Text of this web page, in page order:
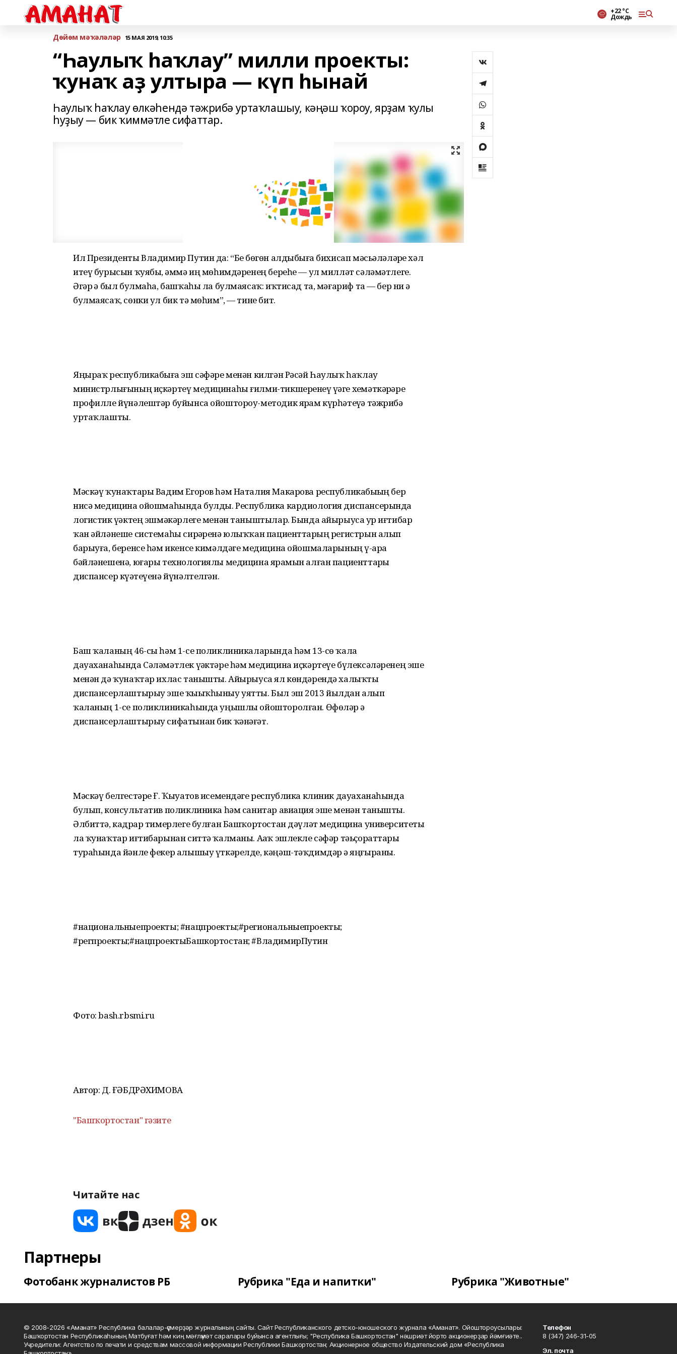
+22 °С
Дождь
Дөйөм мәҡәләләр 15 МАЯ 2019, 10:35
“Һаулыҡ һаҡлау” милли проекты:
ҡунаҡ аҙ ултыра — күп һынай
Һаулыҡ һаҡлау өлкәһендә тәжрибә уртаҡлашыу, кәңәш ҡороу, ярҙам ҡулы
һуҙыу — бик ҡиммәтле сифаттар.
Ил Президенты Владимир Путин да: “Беҙ бөгөн алдыбыҙға бихисап мәсьәләләрҙе хәл
итеү бурысын ҡуябыҙ, әммә иң мөһимдәренең береһе — ул милләт сәләмәтлеге.
Әгәр ҙә был булмаһа, башҡаһы ла булмаясаҡ: иҡтисад та, мәғариф та — бер ни ҙә
булмаясаҡ, сөнки ул бик тә мөһим”, — тине бит.
Яңыраҡ республикабыҙға эш сәфәре менән килгән Рәсәй Һаулыҡ һаҡлау
министрлығының иҫкәртеү медицинаһы ғилми-тикшеренеү үҙәге хеҙмәткәрҙәре
профилле йүнәлештәр буйынса ойоштороу-методик ярҙам күрһәтеүҙә тәжрибә
уртаҡлашты.
Мәскәү ҡунаҡтары Вадим Егоров һәм Наталия Макарова республикабыҙҙың бер
нисә медицина ойошмаһында булды. Республика кардиология диспансерында
логистик үҙәктең эшмәкәрлеге менән таныштылар. Бында айырыуса ҙур иғтибар
ҡан әйләнеше системаһы сирҙәренә юлыҡҡан пациенттарҙың регистрын алып
барыуға, беренсе һәм икенсе кимәлдәге медицина ойошмаларының үҙ-ара
бәйләнешенә, юғары технологиялы медицина ярҙамын алған пациенттарҙы
диспансер күҙәтеүенә йүнәлтелгән.
Баш ҡаланың 46-сы һәм 1-се поликлиникаларында һәм 13-сө ҡала
дауаханаһында Сәләмәтлек үҙәктәре һәм медицина иҫкәртеүе бүлексәләренең эше
менән дә ҡунаҡтар ихлас танышты. Айырыуса ял көндәрендә халыҡты
диспансерлаштырыу эше ҡыҙыҡһыныу уятты. Был эш 2013 йылдан алып
ҡаланың 1-се поликлиникаһында уңышлы ойошторолған. Өфөләр ҙә
диспансерлаштырыу сифатынан бик ҡәнәғәт.
Мәскәү белгестәре Ғ. Ҡыуатов исемендәге республика клиник дауаханаһында
булып, консультатив поликлиника һәм санитар авиация эше менән танышты.
Әлбиттә, кадрҙар тимерлеге булған Башҡортостан дәүләт медицина университеты
ла ҡунаҡтар иғтибарынан ситтә ҡалманы. Аҙаҡ эшлекле сәфәр тәьҫораттары
тураһында йәнле фекер алышыу үткәрелде, кәңәш-тәҡдимдәр ҙә яңғыраны.
#национальныепроекты; #нацпроекты;#региональныепроекты;
#регпроекты;#нацпроектыБашкортостан; #ВладимирПутин
Фото: bash.rbsmi.ru
Автор: Д. ҒӘБДРӘХИМОВА
"Башҡортостан" гәзите
Читайте нас
Партнеры
Фотобанк журналистов РБ Рубрика "Еда и напитки" Рубрика "Животные"
© 2008-2026 «Аманат» Республика балалар-үҫмерҙәр журналының сайты. Сайт Республиканского детско-юношеского журнала «Аманат». Ойоштороусылары:
Башҡортостан Республикаһының Матбуғат һәм киң мәғлүмәт саралары буйынса агентлығы; "Республика Башкортостан" нәшриәт йорто акционерҙар йәмғиәте..
Учредители: Агентство по печати и средствам массовой информации Республики Башкортостан; Акционерное общество Издательский дом «Республика
Телефон
8 (347) 246-31-05
Эл. почта